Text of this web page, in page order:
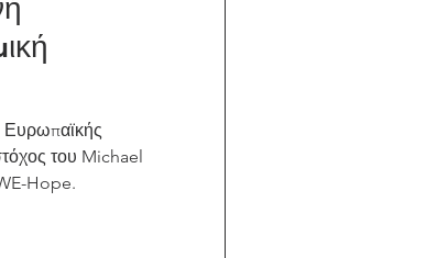
Ευρωπαϊκής
του Michael
Hope.